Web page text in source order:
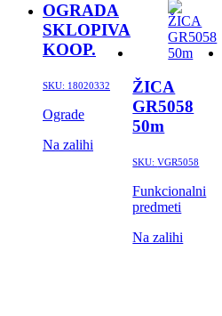
OGRADA
SKLOPIVA
KOOP.
SKU: 18020332
Ograde
Na zalihi
ŽICA
GR5058
50m
SKU:VGR5058
Funkcionalni
predmeti
Na zalihi